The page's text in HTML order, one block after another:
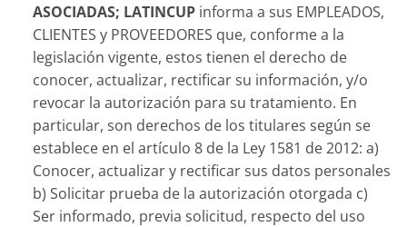
ASOCIADAS; LATINCUPinforma a sus EMPLEADOS,
CLIENTES y PROVEEDORES que, conforme a la
legislación vigente, estos tienen el derecho de
conocer, actualizar, rectificar su información, y/o
revocar la autorización para su tratamiento. En
particular, son derechos de los titulares según se
establece en el artículo 8 de la Ley 1581 de 2012: a)
Conocer, actualizar y rectificar sus datos personales
b) Solicitar prueba de la autorización otorgada c)
Ser informado, previa solicitud, respecto del uso